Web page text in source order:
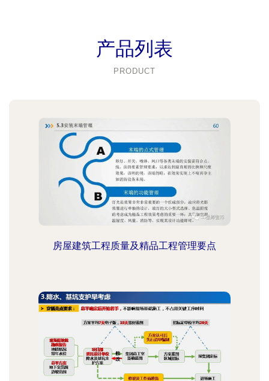
产品列表
PRODUCT
房屋建筑工程质量及精品工程管理要点